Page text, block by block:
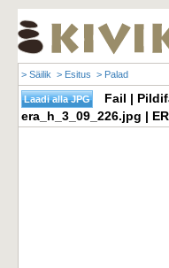
> Säilik > Esitus > Palad
Fail |
era_h_3_09_226.jpg |